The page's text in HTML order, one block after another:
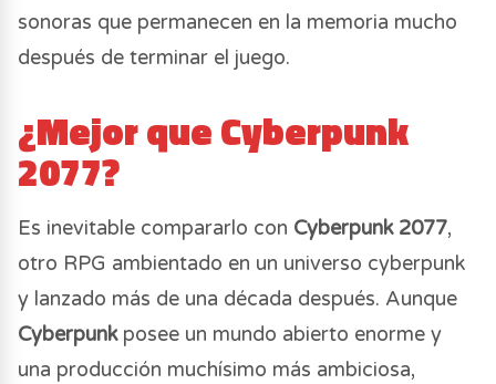
sonoras que permanecen en la memoria mucho
después de terminar el juego.
¿Mejor que Cyberpunk
2077?
Es inevitable compararlo con Cyberpunk 2077,
otro RPG ambientado en un universo cyberpunk
y lanzado más de una década después. Aunque
Cyberpunkposee un mundo abierto enorme y
una producción muchísimo más ambiciosa,